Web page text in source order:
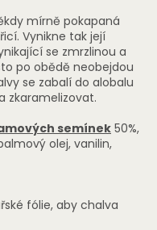
mírně pokapaná
Vynikne tak její
se zmrzlinou a
po obědě neobejdou
se zabalí do alobalu
zkaramelizovat.
semínek 50%,
olej, vanilin,
fólie, aby chalva